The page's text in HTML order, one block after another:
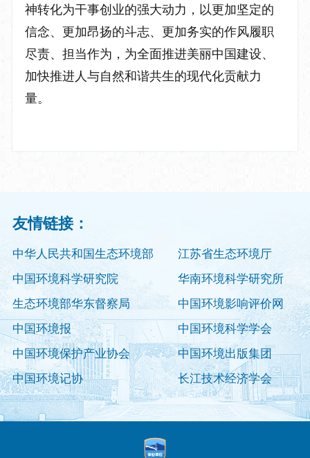
神转化为干事创业的强大动力，以更加坚定的
信念、更加昂扬的斗志、更加务实的作风履职
尽责、担当作为，为全面推进美丽中国建设、
加快推进人与自然和谐共生的现代化贡献力
量。
友情链接：
中华人民共和国生态环境部
江苏省生态环境厅
中国环境科学研究院
华南环境科学研究所
生态环境部华东督察局
中国环境影响评价网
中国环境报
中国环境科学学会
中国环境保护产业协会
中国环境出版集团
中国环境记协
长江技术经济学会